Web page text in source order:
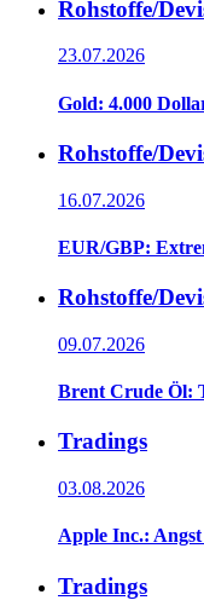
Rohstoffe/
23.07.2026
Gold: 4.000
Rohstoffe/
16.07.2026
EUR/GBP:
Rohstoffe/
09.07.2026
Brent Crude Öl:
Tradings
03.08.2026
Apple Inc.:
Tradings